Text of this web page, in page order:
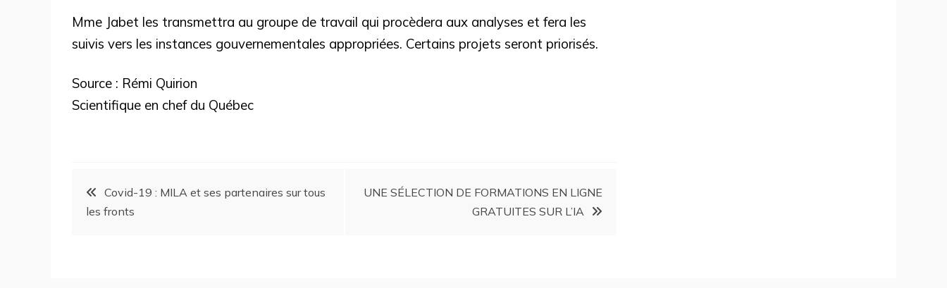
Mme Jabet les transmettra au groupe de travail qui procèdera aux analyses et fera les
suivis vers les instances gouvernementales appropriées. Certains projets seront priorisés.
Source : Rémi Quirion
Scientifique en chef du Québec
Covid-19 : MILA et ses partenaires sur tous
les fronts
UNE SÉLECTION DE FORMATIONS EN LIGNE
GRATUITES SUR L’IA